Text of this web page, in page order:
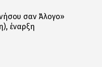
σαν Άλογο»
έναρξη